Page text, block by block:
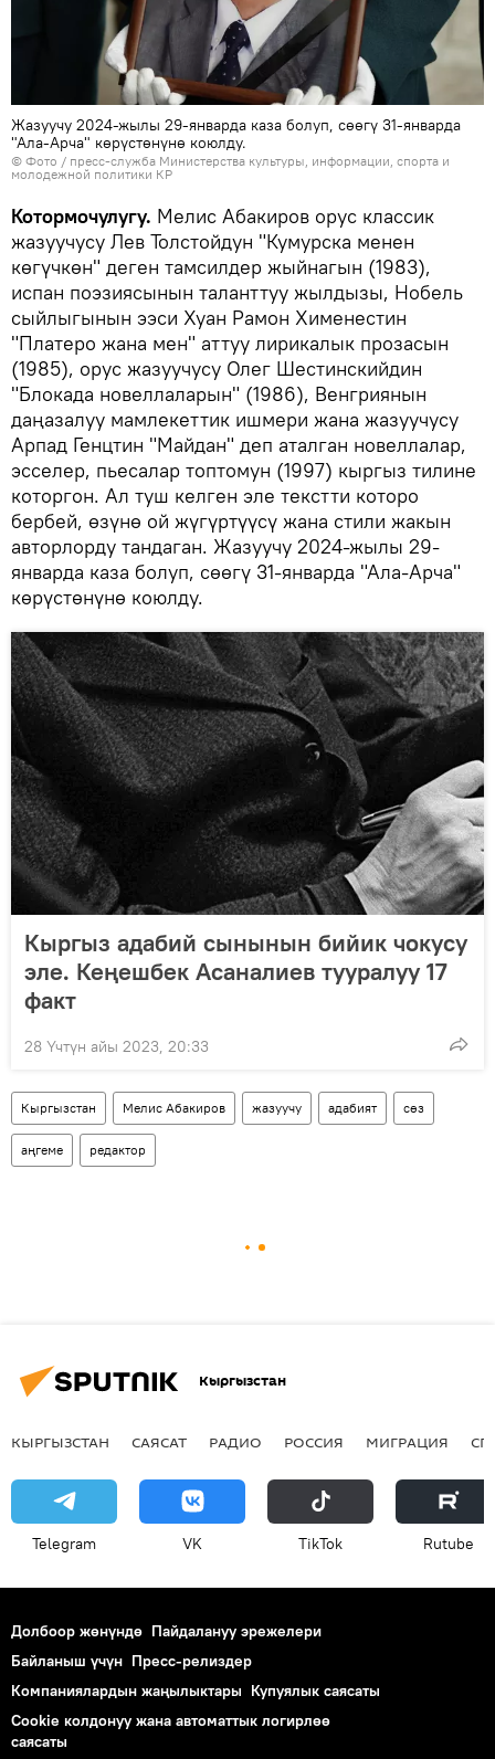
Жазуучу 2024-жылы 29-январда каза болуп, сөөгү 31-январда
"Ала-Арча" көрүстөнүнө коюлду.
© Фото / пресс-служба Министерства культуры, информации, спорта и
молодежной политики КР
Котормочулугу. Мелис Абакиров орус классик
жазуучусу Лев Толстойдун "Кумурска менен
көгүчкөн" деген тамсилдер жыйнагын (1983),
испан поэзиясынын таланттуу жылдызы, Нобель
сыйлыгынын ээси Хуан Рамон Хименестин
"Платеро жана мен" аттуу лирикалык прозасын
(1985), орус жазуучусу Олег Шестинскийдин
"Блокада новеллаларын" (1986), Венгриянын
даңазалуу мамлекеттик ишмери жана жазуучусу
Арпад Генцтин "Майдан" деп аталган новеллалар,
эсселер, пьесалар топтомун (1997) кыргыз тилине
которгон. Ал туш келген эле текстти которо
бербей, өзүнө ой жүгүртүүсү жана стили жакын
авторлорду тандаган. Жазуучу 2024-жылы 29-
январда каза болуп, сөөгү 31-январда "Ала-Арча"
көрүстөнүнө коюлду.
Кыргыз адабий сынынын бийик чокусу
эле. Кеңешбек Асаналиев тууралуу 17
факт
28 Үчтүн айы 2023, 20:33
Кыргызстан Мелис Абакиров жазуучу адабият сөз
аңгеме редактор
Кыргызстан
КЫРГЫЗСТАН САЯСАТ РАДИО РОССИЯ МИГРАЦИЯ
Telegram VK ТikТоk Rutube
Долбоор жөнүндө Пайдалануу эрежелери
Байланыш үчүн Пресс-релиздер
Компаниялардын жаңылыктары Купуялык саясаты
Cookie колдонуу жана автоматтык логирлөө
саясаты